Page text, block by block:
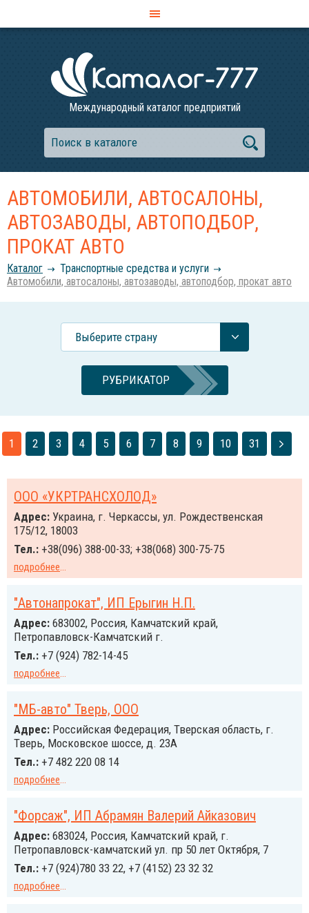
Международный каталог предприятий
АВТОМОБИЛИ, АВТОСАЛОНЫ,
АВТОЗАВОДЫ, АВТОПОДБОР,
ПРОКАТ АВТО
Каталог
Транспортные средства и услуги
Автомобили, автосалоны, автозаводы, автоподбор, прокат авто
Выберите страну
РУБРИКАТОР
1 2 3 4 5 6 7 8 9 10 31
ООО «УКРТРАНСХОЛОД»
Адрес: Украина, г. Черкассы, ул. Рождественская
175/12, 18003
Тел.: +38(096) 388-00-33; +38(068) 300-75-75
подробнее...
"Автонапрокат", ИП Ерыгин Н.П.
Адрес: 683002, Россия, Камчатский край,
Петропавловск-Камчатский г.
Тел.: +7 (924) 782-14-45
подробнее...
"МБ-авто" Тверь, ООО
Адрес: Российcкая Федерация, Тверская область, г.
Тверь, Московское шоссе, д. 23А
Тел.: +7 482 220 08 14
подробнее...
"Форсаж", ИП Абрамян Валерий Айказович
Адрес: 683024, Россия, Камчатский край, г.
Петропавловск-камчатский ул. пр 50 лет Октября, 7
Тел.: +7 (924)780 33 22, +7 (4152) 23 32 32
подробнее...